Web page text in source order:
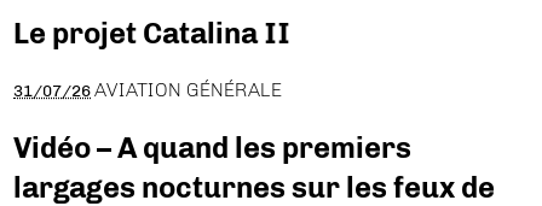
Le projet Catalina II
31/07/26 AVIATION GÉNÉRALE
Vidéo – A quand les premiers
largages nocturnes sur les feux de